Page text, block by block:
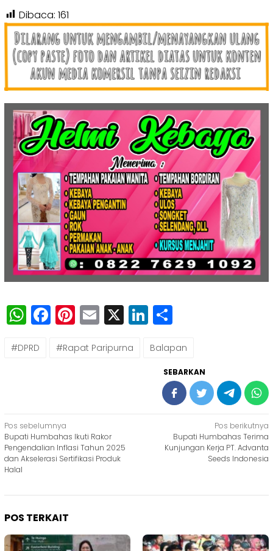
Dibaca: 161
WhatsApp
Facebook
Pinterest
Email
X LinkedIn
#DPRD #Rapat Paripurna Balapan
SEBARKAN
Navigasi
pos
Pos sebelumnya
Bupati Humbahas Ikuti Rakor
Pengendalian Inflasi Tahun 2025
dan Akselerasi Sertifikasi Produk
Halal
Pos berikutnya
Bupati Humbahas Terima
Kunjungan Kerja PT. Advanta
Seeds Indonesia
POS TERKAIT